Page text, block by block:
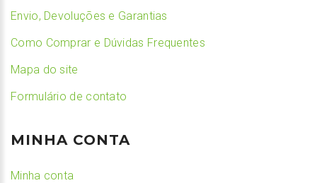
Envio, Devoluções e Garantias
Como Comprar e Dúvidas Frequentes
Mapa do site
Formulário de contato
MINHA CONTA
Minha conta